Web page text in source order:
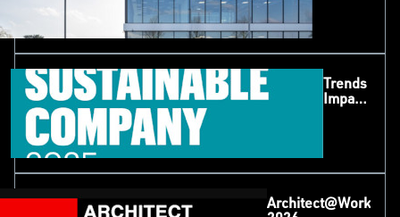
Trends
Impact
Architect@Work